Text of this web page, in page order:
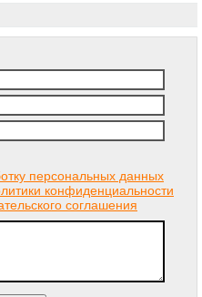
персональных данных
конфиденциальности
соглашения